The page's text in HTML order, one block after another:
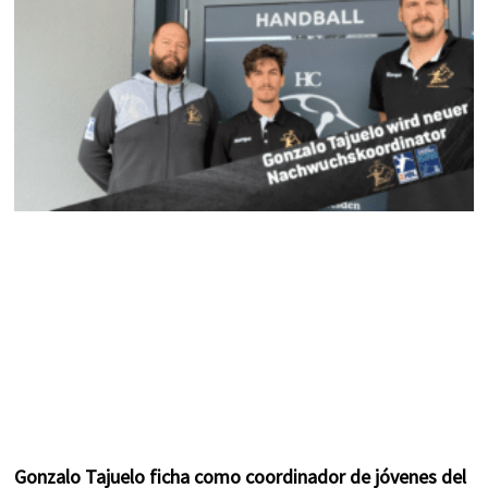
a
m
s
t
Gonzalo Tajuelo ficha como coordinador de jóvenes del